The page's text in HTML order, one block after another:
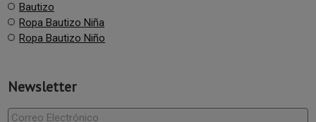
Bautizo
Ropa Bautizo Niña
Ropa Bautizo Niño
Newsletter